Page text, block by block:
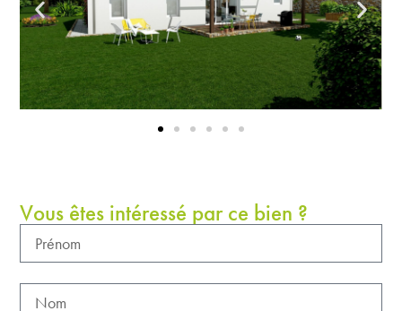
Vous êtes intéressé par ce bien ?